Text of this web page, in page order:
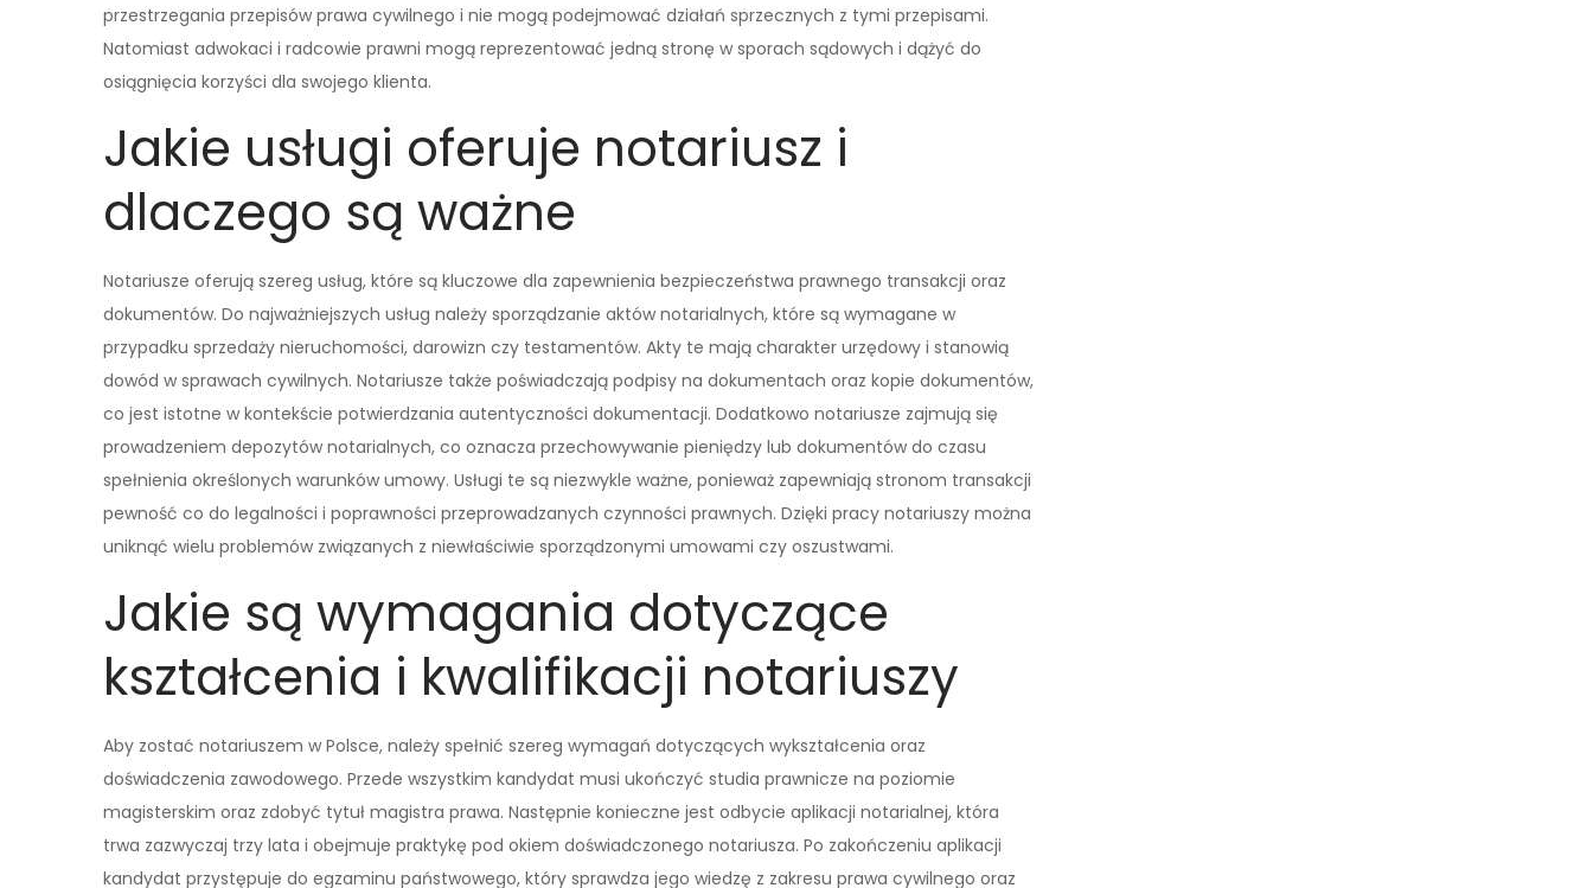
przestrzegania przepisów prawa cywilnego i nie mogą podejmować działań sprzecznych z tymi przepisami.
Natomiast adwokaci i radcowie prawni mogą reprezentować jedną stronę w sporach sądowych i dążyć do
osiągnięcia korzyści dla swojego klienta.
Jakie usługi oferuje notariusz i
dlaczego są ważne
Notariusze oferują szereg usług, które są kluczowe dla zapewnienia bezpieczeństwa prawnego transakcji oraz
dokumentów. Do najważniejszych usług należy sporządzanie aktów notarialnych, które są wymagane w
przypadku sprzedaży nieruchomości, darowizn czy testamentów. Akty te mają charakter urzędowy i stanowią
dowód w sprawach cywilnych. Notariusze także poświadczają podpisy na dokumentach oraz kopie dokumentów,
co jest istotne w kontekście potwierdzania autentyczności dokumentacji. Dodatkowo notariusze zajmują się
prowadzeniem depozytów notarialnych, co oznacza przechowywanie pieniędzy lub dokumentów do czasu
spełnienia określonych warunków umowy. Usługi te są niezwykle ważne, ponieważ zapewniają stronom transakcji
pewność co do legalności i poprawności przeprowadzanych czynności prawnych. Dzięki pracy notariuszy można
uniknąć wielu problemów związanych z niewłaściwie sporządzonymi umowami czy oszustwami.
Jakie są wymagania dotyczące
kształcenia i kwalifikacji notariuszy
Aby zostać notariuszem w Polsce, należy spełnić szereg wymagań dotyczących wykształcenia oraz
doświadczenia zawodowego. Przede wszystkim kandydat musi ukończyć studia prawnicze na poziomie
magisterskim oraz zdobyć tytuł magistra prawa. Następnie konieczne jest odbycie aplikacji notarialnej, która
trwa zazwyczaj trzy lata i obejmuje praktykę pod okiem doświadczonego notariusza. Po zakończeniu aplikacji
kandydat przystępuje do egzaminu państwowego, który sprawdza jego wiedzę z zakresu prawa cywilnego oraz